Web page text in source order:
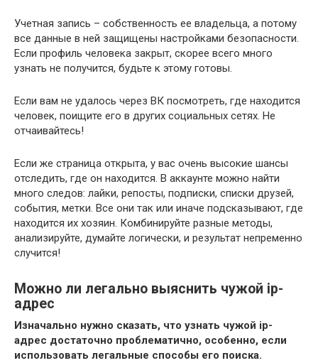
Учетная запись – собственность ее владельца, а потому
все данные в ней защищены настройками безопасности.
Если профиль человека закрыт, скорее всего много
узнать не получится, будьте к этому готовы.
Если вам не удалось через ВК посмотреть, где находится
человек, поищите его в других социальных сетях. Не
отчаивайтесь!
Если же страница открыта, у вас очень высокие шансы
отследить, где он находится. В аккаунте можно найти
много следов: лайки, репосты, подписки, списки друзей,
события, метки. Все они так или иначе подсказывают, где
находится их хозяин. Комбинируйте разные методы,
анализируйте, думайте логически, и результат непременно
случится!
Можно ли легально выяснить чужой ip-
адрес
Изначально нужно сказать, что узнать чужой ip-
адрес достаточно проблематично, особенно, если
использовать легальные способы его поиска.